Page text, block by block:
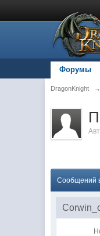
Форумы
DragonKnight →
Сообщений